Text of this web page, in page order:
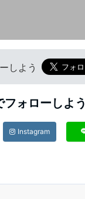
しよう
フォローしよう
Instagram